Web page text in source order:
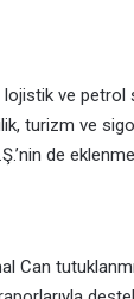
lojistik ve
turizm ve
de
Can